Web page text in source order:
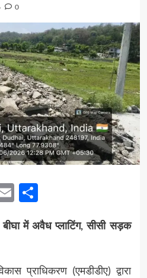
0
EmailShare
में अवैध प्लाटिंग, सीसी सड़क
प्राधिकरण (एमडीडीए) द्वारा